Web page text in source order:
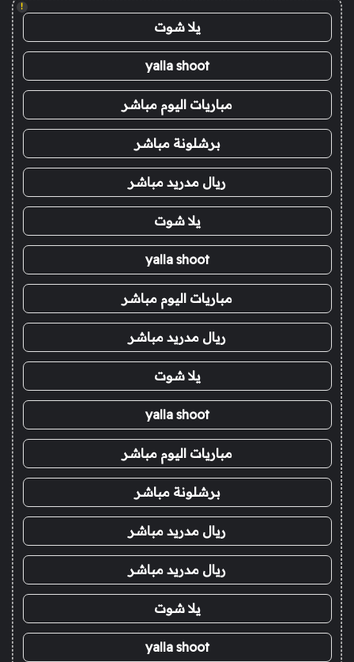
!
يلا شوت
yalla shoot
مباريات اليوم مباشر
برشلونة مباشر
ريال مدريد مباشر
يلا شوت
yalla shoot
مباريات اليوم مباشر
ريال مدريد مباشر
يلا شوت
yalla shoot
مباريات اليوم مباشر
برشلونة مباشر
ريال مدريد مباشر
ريال مدريد مباشر
يلا شوت
yalla shoot